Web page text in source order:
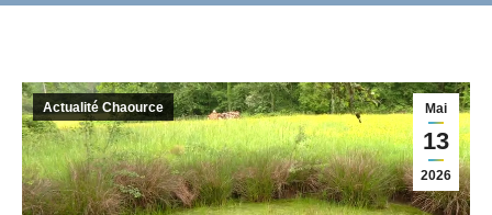
Mai
13
2026
Actualité Chaource